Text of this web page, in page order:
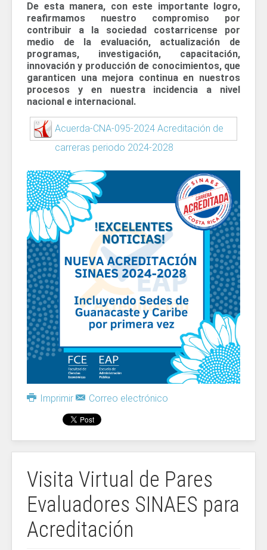
De esta manera, con este importante logro,
reafirmamos nuestro compromiso por
contribuir a la sociedad costarricense por
medio de la evaluación, actualización de
programas, investigación, capacitación,
innovación y producción de conocimientos, que
garanticen una mejora continua en nuestros
procesos y en nuestra incidencia a nivel
nacional e internacional.
Acuerda-CNA-095-2024 Acreditación de
carreras periodo 2024-2028
Imprimir Correo electrónico
Visita Virtual de Pares
Evaluadores SINAES para
Acreditación